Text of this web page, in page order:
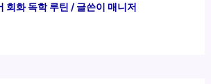
회화 독학 루틴 / 글쓴이 매니저